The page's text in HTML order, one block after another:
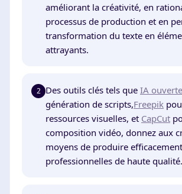
améliorant la créativité, en
processus de production et en
transformation du texte en
attrayants.
2 Des outils clés tels que IA ouverte
génération de scripts,Freepik
ressources visuelles, et CapCut
composition vidéo, donnez aux
moyens de produire
professionnelles de haute qualité.